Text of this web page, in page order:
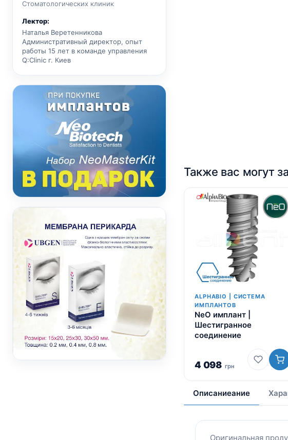
Стоматологических клиник
Лектор:
Наталья Веретенникова
Административный директор, опыт
работы 15 лет в команде управления
Q:Clinic г. Киев
Также вас могут
ALPHABIO | СИСТЕМА
ИМПЛАНТОВ
NeO имплант |
Шестигранное
соединение
4 098 грн
Описаниеание
Оригинальная